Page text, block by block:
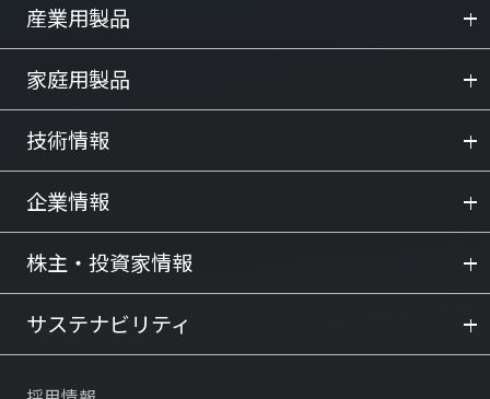
産業用製品
家庭用製品
技術情報
企業情報
株主・投資家情報
サステナビリティ